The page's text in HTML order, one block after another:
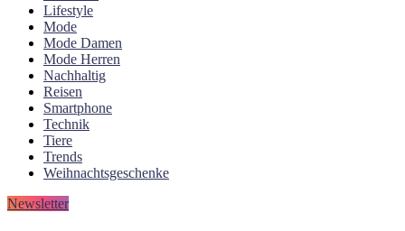
Lifestyle
Mode
Mode Damen
Mode Herren
Nachhaltig
Reisen
Smartphone
Technik
Tiere
Trends
Weihnachtsgeschenke
Newsletter